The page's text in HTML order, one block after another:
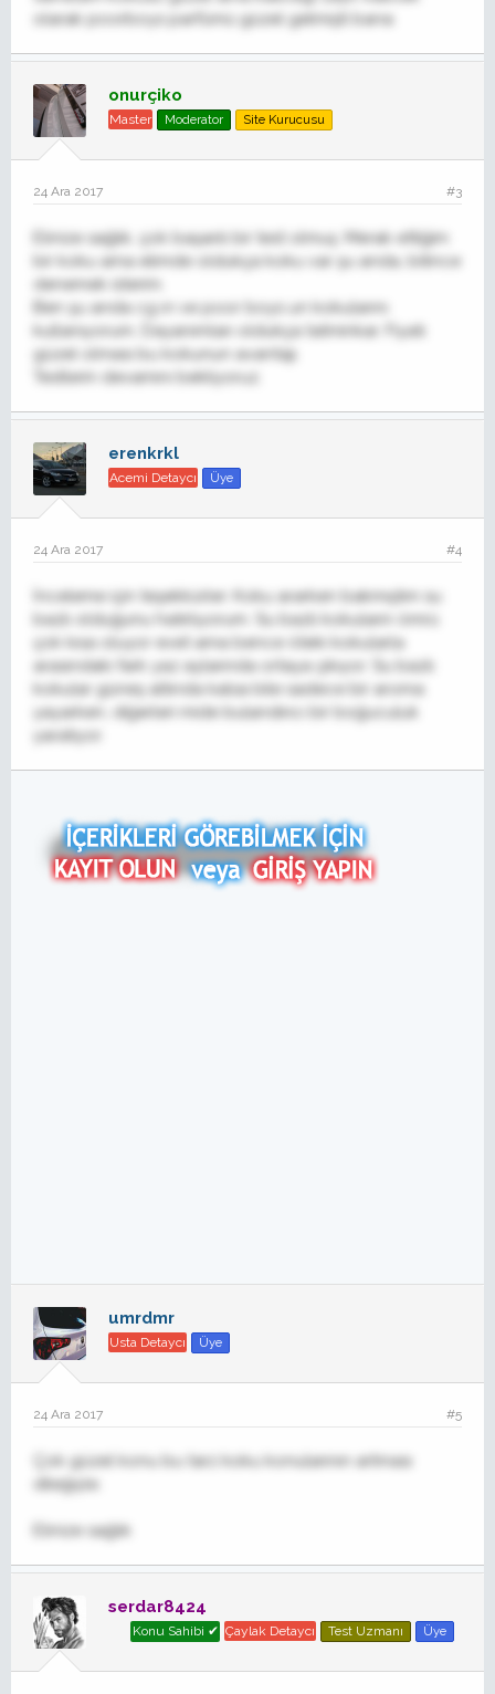
olarak poorboys parfümü güzel gelmişti bana
onurçiko
Master Moderator Site Kurucusu
24 Ara 2017 #3
Elinize sağlık, çok başarılı bir test olmuş. Merak ettiğim
bir koku ama elimde oldukça koku var şu anda, bitince
denemek isterim.
Ben şu anda cg ın ve poor boys un kokularını
kullanıyorum. Dayanımları oldukça tatminkar. Fiyatı
güzel olması bu kokunun avantajı.
Testlerin devamını bekliyoruz.
erenkrkl
Acemi Detaycı Üye
24 Ara 2017 #4
İnceleme için teşekkürler. Koku ararken bakmıştım su
bazlı olduğunu hatırlıyorum. Su bazlı kokuların ömrü
çok kısa oluyor evet ama bence öteki kokularla
arasındaki fark yaz aylarında ortaya çıkıyor. Su bazlı
kokular güneş altında kalsa bile sadece bir aroma
yayarken, diğerleri mide bulandırıcı bir boğuculuk
yaratıyor.
umrdmr
Usta Detaycı Üye
24 Ara 2017 #5
Çok güzel konu bu tarz koku konularının artması
dileğiyle.
Elinize sağlık
serdar8424
Konu Sahibi ✔ Çaylak Detaycı Test Uzmanı Üye